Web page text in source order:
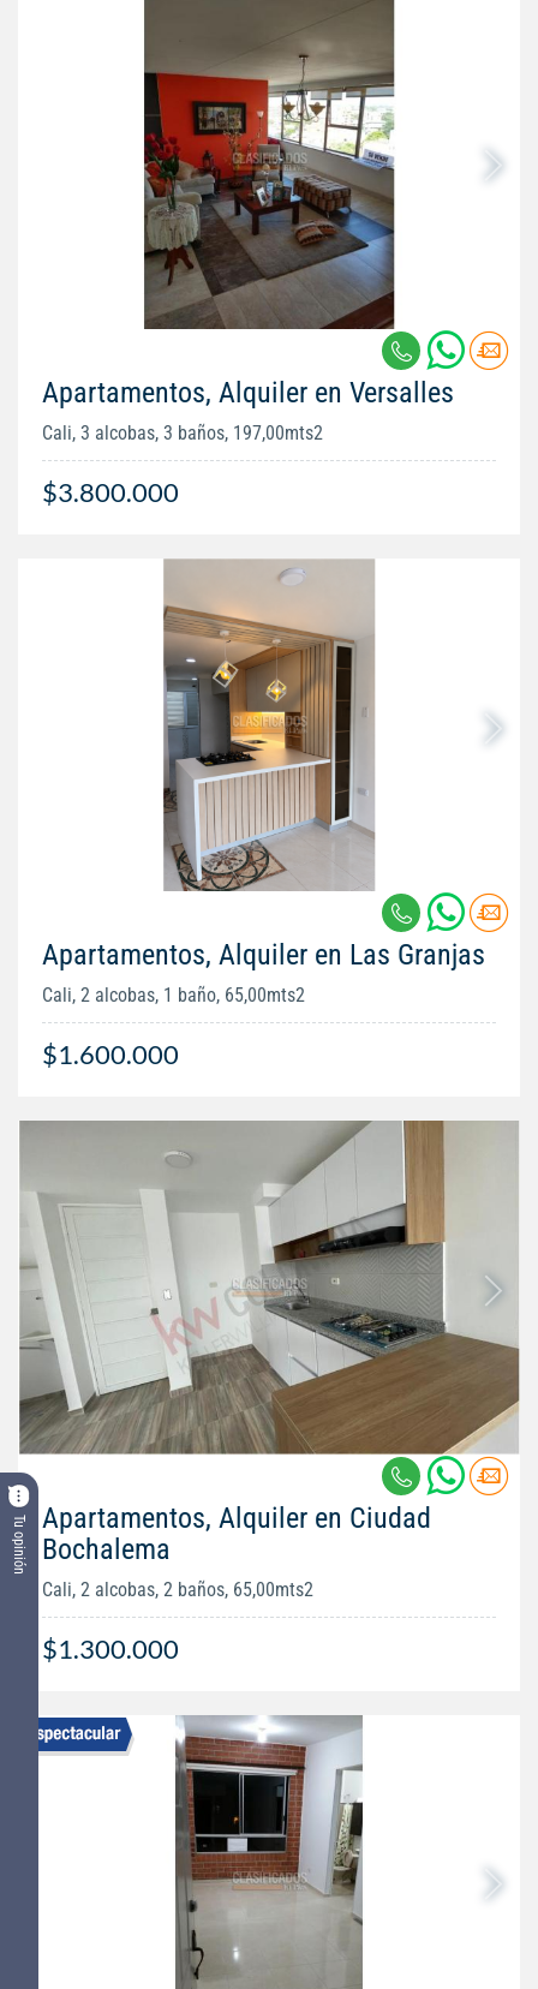
Tu opinión
Apartamentos, Alquiler en Versalles
Cali, 3 alcobas, 3 baños, 197,00mts2
$3.800.000
Apartamentos, Alquiler en Las Granjas
Cali, 2 alcobas, 1 baño, 65,00mts2
$1.600.000
Apartamentos, Alquiler en Ciudad
Bochalema
Cali, 2 alcobas, 2 baños, 65,00mts2
$1.300.000